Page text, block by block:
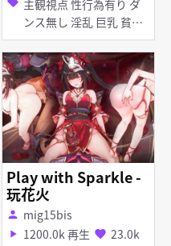
主観視点 性行為有り ダ
ンス無し 淫乱 巨乳 貧乳
ぷに タイツ・ストッキン
グ アヘ顔 お漏らし・潮
吹き
Play with Sparkle -
玩花火
person mig15bis
play_arrow 1200.0k 再生 favorite 23.0k